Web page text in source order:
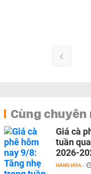
Cùng chuyên
Giá cà
tuần
2026-
HÀNG HÓA -